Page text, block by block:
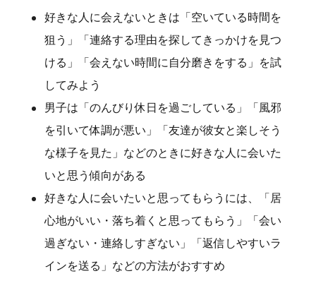
好きな人に会えないときは「空いている時間を
狙う」「連絡する理由を探してきっかけを見つ
ける」「会えない時間に自分磨きをする」を試
してみよう
男子は「のんびり休日を過ごしている」「風邪
を引いて体調が悪い」「友達が彼女と楽しそう
な様子を見た」などのときに好きな人に会いた
いと思う傾向がある
好きな人に会いたいと思ってもらうには、「居
心地がいい・落ち着くと思ってもらう」「会い
過ぎない・連絡しすぎない」「返信しやすいラ
インを送る」などの方法がおすすめ